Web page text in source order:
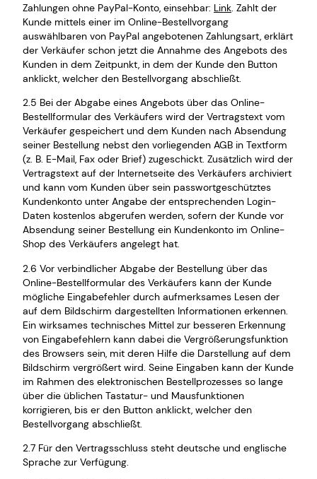
Zahlungen ohne PayPal-Konto, einsehbar: Link. Zahlt der
Kunde mittels einer im Online-Bestellvorgang
auswählbaren von PayPal angebotenen Zahlungsart, erklärt
der Verkäufer schon jetzt die Annahme des Angebots des
Kunden in dem Zeitpunkt, in dem der Kunde den Button
anklickt, welcher den Bestellvorgang abschließt.
2.5 Bei der Abgabe eines Angebots über das Online-
Bestellformular des Verkäufers wird der Vertragstext vom
Verkäufer gespeichert und dem Kunden nach Absendung
seiner Bestellung nebst den vorliegenden AGB in Textform
(z. B. E-Mail, Fax oder Brief) zugeschickt. Zusätzlich wird der
Vertragstext auf der Internetseite des Verkäufers archiviert
und kann vom Kunden über sein passwortgeschütztes
Kundenkonto unter Angabe der entsprechenden Login-
Daten kostenlos abgerufen werden, sofern der Kunde vor
Absendung seiner Bestellung ein Kundenkonto im Online-
Shop des Verkäufers angelegt hat.
2.6 Vor verbindlicher Abgabe der Bestellung über das
Online-Bestellformular des Verkäufers kann der Kunde
mögliche Eingabefehler durch aufmerksames Lesen der
auf dem Bildschirm dargestellten Informationen erkennen.
Ein wirksames technisches Mittel zur besseren Erkennung
von Eingabefehlern kann dabei die Vergrößerungsfunktion
des Browsers sein, mit deren Hilfe die Darstellung auf dem
Bildschirm vergrößert wird. Seine Eingaben kann der Kunde
im Rahmen des elektronischen Bestellprozesses so lange
über die üblichen Tastatur- und Mausfunktionen
korrigieren, bis er den Button anklickt, welcher den
Bestellvorgang abschließt.
2.7 Für den Vertragsschluss steht deutsche und englische
Sprache zur Verfügung.